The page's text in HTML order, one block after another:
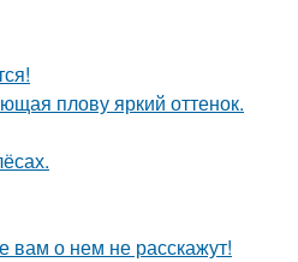
плову яркий оттенок.
вам о нем не расскажут!